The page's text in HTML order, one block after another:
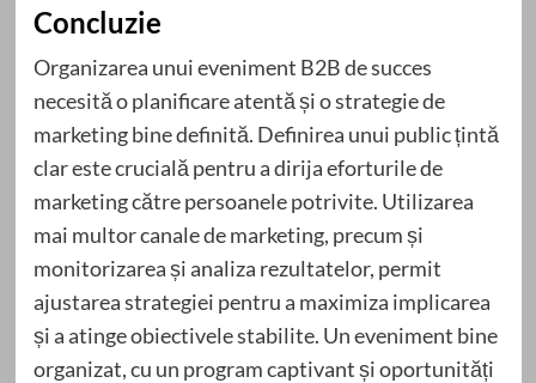
Concluzie
Organizarea unui eveniment B2B de succes
necesită o planificare atentă și o strategie de
marketing bine definită. Definirea unui public țintă
clar este crucială pentru a dirija eforturile de
marketing către persoanele potrivite. Utilizarea
mai multor canale de marketing, precum și
monitorizarea și analiza rezultatelor, permit
ajustarea strategiei pentru a maximiza implicarea
și a atinge obiectivele stabilite. Un eveniment bine
organizat, cu un program captivant și oportunități